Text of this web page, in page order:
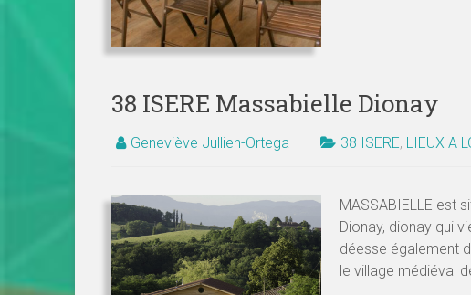
38 ISERE Massabielle Dionay
Geneviève Jullien-Ortega 38 ISERE, LIEUX A
MASSABIELLE est
Dionay, dionay qui
déesse également
le village médiéval